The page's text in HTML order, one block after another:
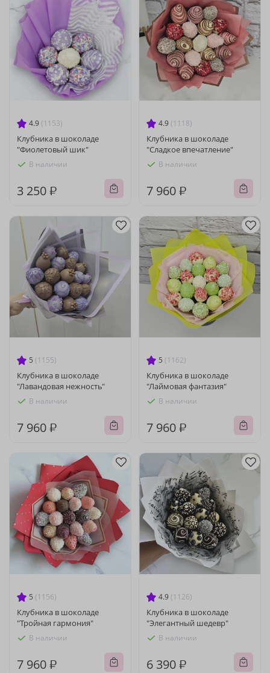
4.9 (1153)
Клубника в шоколаде
"Фиолетовый шик"
В наличии
3 250 ₽
4.9 (1118)
Клубника в шоколаде
"Сладкое впечатление"
В наличии
7 960 ₽
5 (1155)
Клубника в шоколаде
"Лавандовая нежность"
В наличии
7 960 ₽
5 (1162)
Клубника в шоколаде
"Лаймовая фантазия"
В наличии
7 960 ₽
5 (1156)
Клубника в шоколаде
"Тройная гармония"
В наличии
7 960 ₽
4.9 (1126)
Клубника в шоколаде
"Элегантный шедевр"
В наличии
6 390 ₽